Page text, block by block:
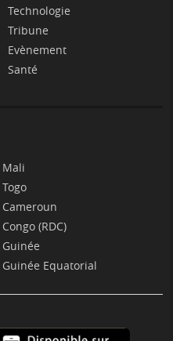
Technologie
Tribune
Evènement
Santé
Mali
Togo
Cameroun
Congo (RDC)
Guinée
Guinée Equatorial